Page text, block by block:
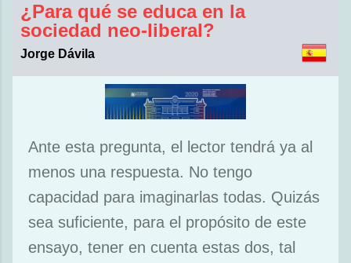
¿Para qué se educa en la
sociedad neo-liberal?
Jorge Dávila
Ante esta pregunta, el lector tendrá ya al
menos una respuesta. No tengo
capacidad para imaginarlas todas. Quizás
sea suficiente, para el propósito de este
ensayo, tener en cuenta estas dos, tal